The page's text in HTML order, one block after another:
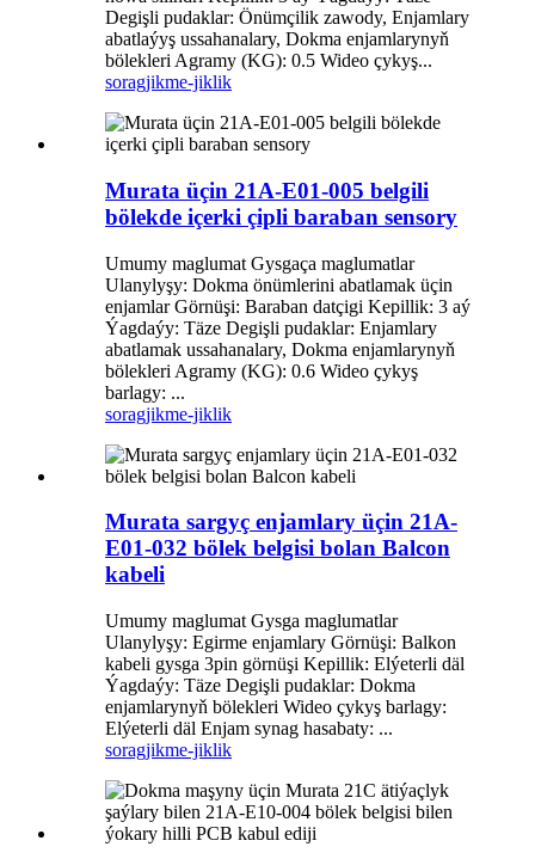
Degişli pudaklar: Önümçilik zawody, Enjamlary
abatlaýyş ussahanalary, Dokma enjamlarynyň
bölekleri Agramy (KG): 0.5 Wideo çykyş...
soragjikme-jiklik
Murata üçin 21A-E01-005 belgili
bölekde içerki çipli baraban sensory
Umumy maglumat Gysgaça maglumatlar
Ulanylyşy: Dokma önümlerini abatlamak üçin
enjamlar Görnüşi: Baraban datçigi Kepillik: 3 aý
Ýagdaýy: Täze Degişli pudaklar: Enjamlary
abatlamak ussahanalary, Dokma enjamlarynyň
bölekleri Agramy (KG): 0.6 Wideo çykyş
barlagy: ...
soragjikme-jiklik
Murata sargyç enjamlary üçin 21A-
E01-032 bölek belgisi bolan Balcon
kabeli
Umumy maglumat Gysga maglumatlar
Ulanylyşy: Egirme enjamlary Görnüşi: Balkon
kabeli gysga 3pin görnüşi Kepillik: Elýeterli däl
Ýagdaýy: Täze Degişli pudaklar: Dokma
enjamlarynyň bölekleri Wideo çykyş barlagy:
Elýeterli däl Enjam synag hasabaty: ...
soragjikme-jiklik